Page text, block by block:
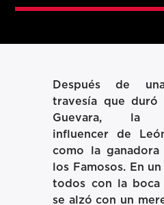
Después de
travesía que duró
Guevara, la
influencer de
como la
los Famosos. En
todos con la boca
se alzó con un